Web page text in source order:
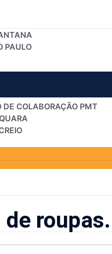
PAULO
DE COLABORAÇÃO PMT
roupas.